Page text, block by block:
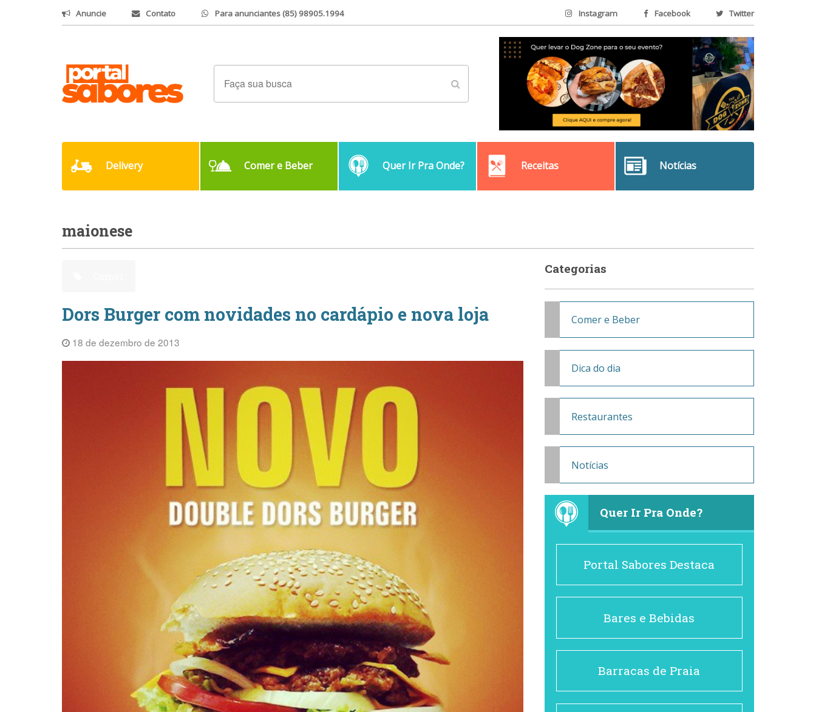
Anuncie Contato Para anunciantes (85) 98905.1994 Instagram Facebook Twitter
Delivery Comer e Beber Quer Ir Pra Onde? Receitas Notícias
maionese
Dors Burger com novidades no cardápio e nova loja
18 de dezembro de 2013
Categorias
Comer e Beber
Dica do dia
Restaurantes
Notícias
Quer Ir Pra Onde?
Portal Sabores Destaca
Bares e Bebidas
Barracas de Praia